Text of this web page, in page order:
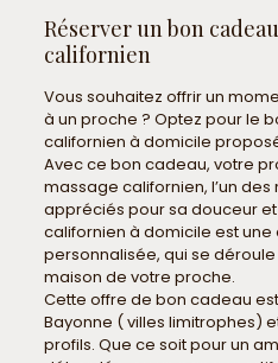
Réserver un bon
californien
Vous souhaitez offrir un
à un proche ? Optez pour le
californien à domicile
Avec ce bon cadeau, votre
massage californien, l’un
appréciés pour sa douceur
californien à domicile est
personnalisée, qui se
maison de votre proche.
Cette offre de bon cadeau
Bayonne ( villes limitrophes)
profils. Que ce soit pour un